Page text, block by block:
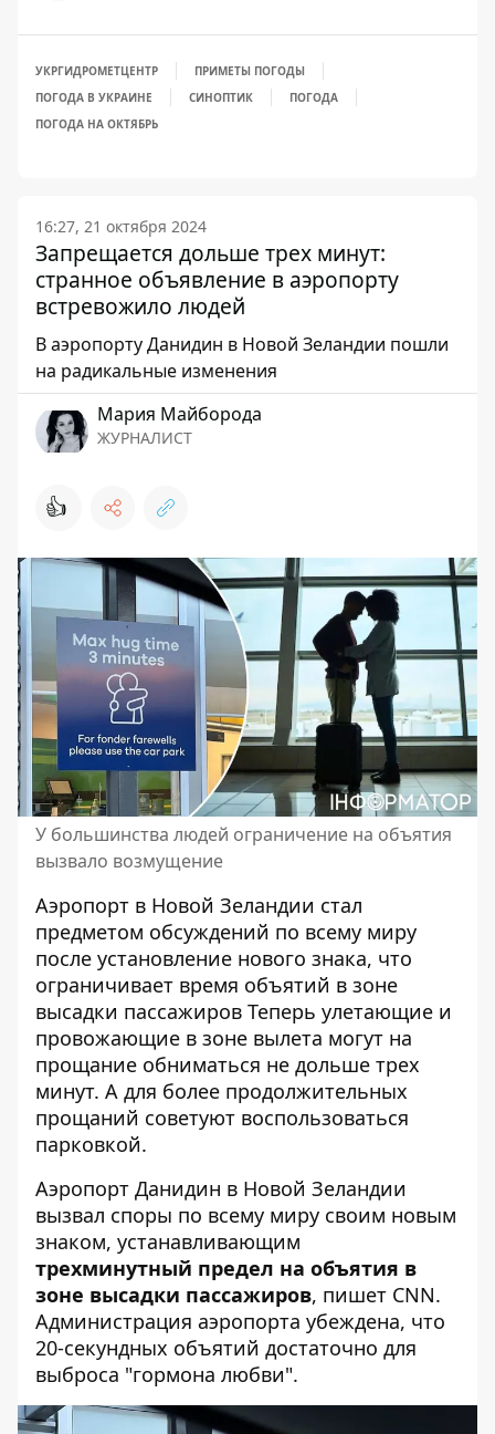
УКРГИДРОМЕТЦЕНТР
ПРИМЕТЫ ПОГОДЫ
ПОГОДА В УКРАИНЕ
СИНОПТИК
ПОГОДА
ПОГОДА НА ОКТЯБРЬ
16:27, 21 октября 2024
Запрещается дольше трех минут:
странное объявление в аэропорту
встревожило людей
В аэропорту Данидин в Новой Зеландии пошли
на радикальные изменения
Мария Майборода
ЖУРНАЛИСТ
👍
У большинства людей ограничение на объятия
вызвало возмущение
Аэропорт в Новой Зеландии стал
предметом обсуждений по всему миру
после установление нового знака, что
ограничивает время объятий в зоне
высадки пассажиров Теперь улетающие и
провожающие в зоне вылета могут на
прощание обниматься не дольше трех
минут. А для более продолжительных
прощаний советуют воспользоваться
парковкой.
Аэропорт Данидин в Новой Зеландии
вызвал споры по всему миру своим новым
знаком, устанавливающим
трехминутный предел на объятия в
зоне высадки пассажиров, пишет CNN.
Администрация аэропорта убеждена, что
20-секундных объятий достаточно для
выброса "гормона любви".